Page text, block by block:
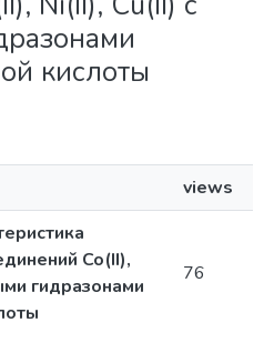
кислоты
views
Co(II),
гидразонами
76